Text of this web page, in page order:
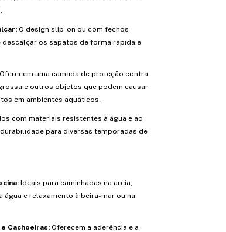
O design slip-on ou com fechos
os sapatos de forma rápida e
Oferecem uma camada de proteção contra
e outros objetos que podem causar
em ambientes aquáticos.
com materiais resistentes à água e ao
para diversas temporadas de
Ideais para caminhadas na areia,
água e relaxamento à beira-mar ou na
Cachoeiras: Oferecem a aderência e a